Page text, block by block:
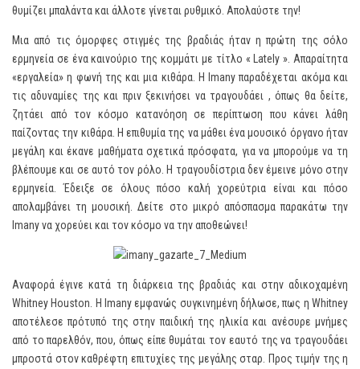
θυμίζει μπαλάντα και άλλοτε γίνεται ρυθμικό. Απολαύστε την!
Μια από τις όμορφες στιγμές της βραδιάς ήταν η πρώτη της σόλο
ερμηνεία σε ένα καινούριο της κομμάτι με τίτλο « Lately ». Απαραίτητα
«εργαλεία» η φωνή της και μια κιθάρα. Η Imany παραδέχεται ακόμα και
τις αδυναμίες της και πριν ξεκινήσει να τραγουδάει , όπως θα δείτε,
ζητάει από τον κόσμο κατανόηση σε περίπτωση που κάνει λάθη
παίζοντας την κιθάρα. Η επιθυμία της να μάθει ένα μουσικό όργανο ήταν
μεγάλη και έκανε μαθήματα σχετικά πρόσφατα, για να μπορούμε να τη
βλέπουμε και σε αυτό τον ρόλο. Η τραγουδίστρια δεν έμεινε μόνο στην
ερμηνεία. Έδειξε σε όλους πόσο καλή χορεύτρια είναι και πόσο
απολαμβάνει τη μουσική. Δείτε στο μικρό απόσπασμα παρακάτω την
Imany να χορεύει και τον κόσμο να την αποθεώνει!
Αναφορά έγινε κατά τη διάρκεια της βραδιάς και στην αδικοχαμένη
Whitney Houston. Η Imany εμφανώς συγκινημένη δήλωσε, πως η Whitney
αποτέλεσε πρότυπό της στην παιδική της ηλικία και ανέσυρε μνήμες
από το παρελθόν, που, όπως είπε θυμάται τον εαυτό της να τραγουδάει
μπροστά στον καθρέφτη επιτυχίες της μεγάλης σταρ. Προς τιμήν της η